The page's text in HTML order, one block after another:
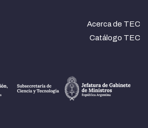
Acerca de TEC
Catálogo TEC